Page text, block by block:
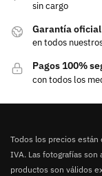
sin cargo
Garantía oficial
en todos
Pagos 100%
con todos los
Todos los precios están
IVA. Las fotografías
productos son válidos